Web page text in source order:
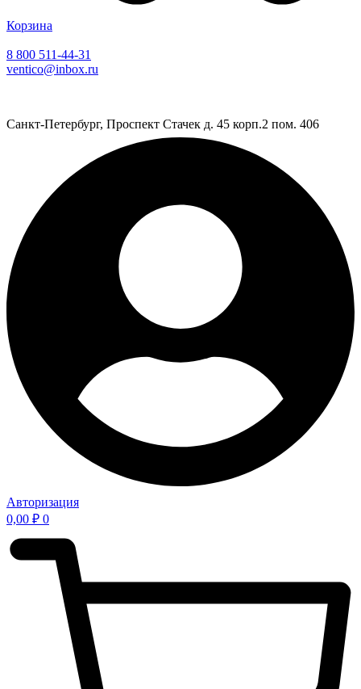
Корзина
8 800 511-44-31
ventico@inbox.ru
Санкт-Петербург, Проспект Стачек д. 45 корп.2 пом. 406
Авторизация
0,00 ₽ 0